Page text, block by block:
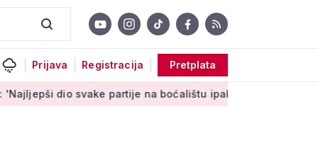
Prijava Registracija Pretplata
svake partije na boćalištu ipak su zajednički trenuci'